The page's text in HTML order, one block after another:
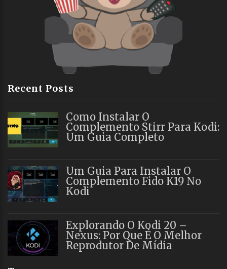
Recent Posts
Como Instalar O
Complemento Stirr Para Kodi:
Um Guia Completo
Um Guia Para Instalar O
Complemento Fido K19 No
Kodi
Explorando O Kodi 20 –
Nexus: Por Que É O Melhor
Reprodutor De Mídia